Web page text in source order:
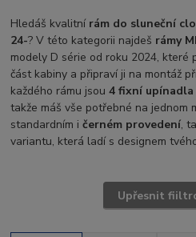
Hledáš kvalitní rám do sluneční
24-? V této kategorii najdeš rámy
modely D série od roku 2024, které
část kabiny a připraví ji na montáž
každého rámu jsou4 fixní
takže máš vše potřebné na jednom
standardním ičerném provedení,
variantu, která ladí s designem
Upřesnit